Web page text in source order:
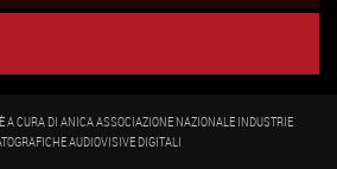
A CURA DI ANICA ASSOCIAZIONE NAZIONALE INDUSTRIE
AUDIOVISIVE DIGITALI